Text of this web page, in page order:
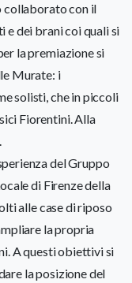
collaborato con il
e dei brani coi quali si
la premiazione si
Murate: i
solisti, che in piccoli
Fiorentini. Alla
del Gruppo
di Firenze della
alle case di riposo
la propria
A questi obiettivi si
la posizione del